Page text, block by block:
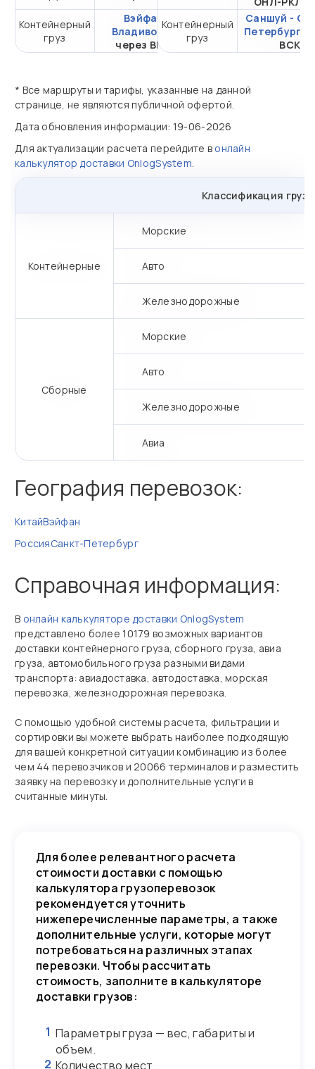
Контейнерный
груз
Вэйфан -
Владивосток
через ВМКТ
от 106 698,06 ₽ за
20DC
Контейнерный
груз
Саншуй -
Петербург
ВСК
* Все маршруты и тарифы, указанные на данной
странице, не являются публичной офертой.
Дата обновления информации: 19-06-2026
Для актуализации расчета перейдите в онлайн
калькулятор доставки OnlogSystem.
Классификация
Контейнерные
Морские
Авто
Железнодорожные
Сборные
Морские
Авто
Железнодорожные
Авиа
География перевозок:
КитайВэйфан
РоссияСанкт-Петербург
Справочная информация:
В онлайн калькуляторе доставки OnlogSystem
представлено более 10179 возможных вариантов
доставки контейнерного груза, сборного груза, авиа
груза, автомобильного груза разными видами
транспорта: авиадоставка, автодоставка, морская
перевозка, железнодорожная перевозка.
С помощью удобной системы расчета, фильтрации и
сортировки вы можете выбрать наиболее подходящую
для вашей конкретной ситуации комбинацию из более
чем 44 перевозчиков и 20066 терминалов и разместить
заявку на перевозку и дополнительные услуги в
считанные минуты.
Для более релевантного расчета
стоимости доставки с помощью
калькулятора грузоперевозок
рекомендуется уточнить
нижеперечисленные параметры, а также
дополнительные услуги, которые могут
потребоваться на различных этапах
перевозки. Чтобы рассчитать
стоимость, заполните в калькуляторе
доставки грузов:
1 Параметры груза — вес, габариты и
объем.
2 Количество мест.